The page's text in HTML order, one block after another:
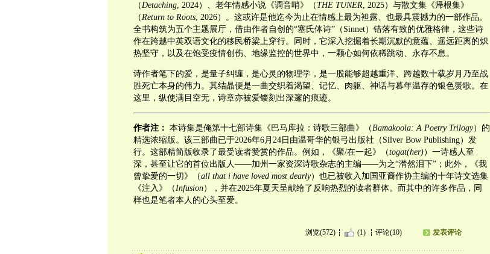
（Detaching, 2024）、老年情感小说《调音哨》（ THE TUNER, 2025）与散文集《帰根集》
（Return to Roots, 2026）。这或许是他迄今为止在情感上最为袒露、也最具震撼力的一部作品。
全书构筑为五个主题展厅，借由作者自创的“塞氏体诗”（Sinnet）错落有致的优雅格律，这些诗
作在跨越中英双语文化的移民桥梁上穿行。同时，它深入挖掘着长期沉默的意蕴、遥远距离的炽
热坚守，以及在饱受疫情创伤、地缘监控的世界中，一颗心如何依稀跳动、永存不息。
诗作者笔下的爱，是量子纠缠，是心灵的物理学，是一股能够超越重洋、跨越数十载岁月乃至战
胜死亡本身的伟力。其结晶便是一曲交织着渴望、记忆、肉躯、神话与暮年温存的银色赞歌。在
这里，纵使满目空无，诗章亦被爱镂刻出深邃的痕迹。
作者注： 本诗集是俺第十七部诗集《巴马库拉：诗歌三部曲》（Bamakoola: A Poetry Trilogy）的
精选浓缩版。该三部曲已于2026年6月24日由温哥华的银弓出版社（Silver Bow Publishing）发
行。这部精简版收录了最受读者赞赏的作品。例如，《聚/在一起》（togat(her)）一诗感人至
深，甚至让它的首位出版人——加州一家资深诗歌杂志的主编——为之“潸然泪下”；此外，《我
曾挚爱的一切》（all that i have loved most dearly）也已被收入加国亚裔作协主编的十年诗文选集
《注入》（Infusion），并在2025年夏天呈献给了反响热烈的读者群体。而其中的许多作品，同
样也是笔者本人的心头至爱。
浏览(572) (1) 评论(10) 发表评论